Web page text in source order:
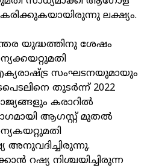
ലക്ഷ്യം.
യുദ്ധത്തിനു ശേഷം
സംഘടനയുമായും
തുടർന്ന് 2022
കരാറിൽ
ആഗസ്റ്റ് മുതൽ
അനുവദിച്ചിരുന്നു.
റഷ്യ നിശ്ചയിച്ചിരുന്ന